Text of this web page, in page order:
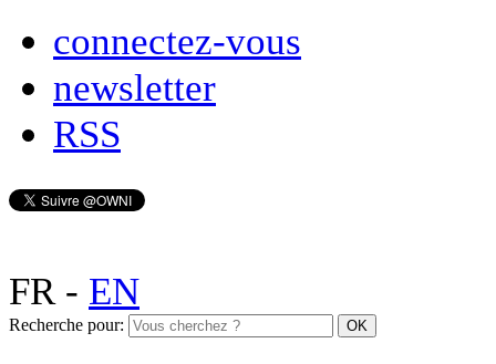
connectez-vous
newsletter
RSS
FR- EN
Recherche pour: